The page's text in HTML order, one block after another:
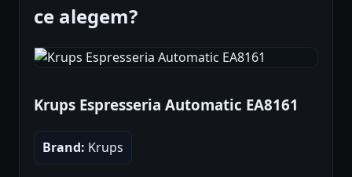
ce alegem?
Krups Espresseria Automatic EA8161
Brand: Krups